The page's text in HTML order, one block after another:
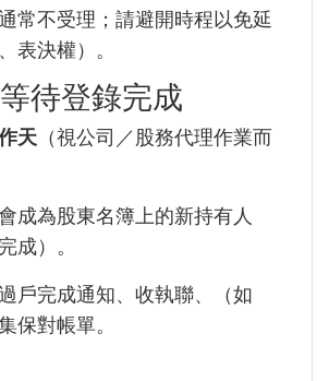
常不受理；請避開時程以免延
表決權）。
待登錄完成
天 （視公司／股務代理作業而
成為股東名簿上的新持有人
成）。
戶完成通知、收執聯、（如
保對帳單。